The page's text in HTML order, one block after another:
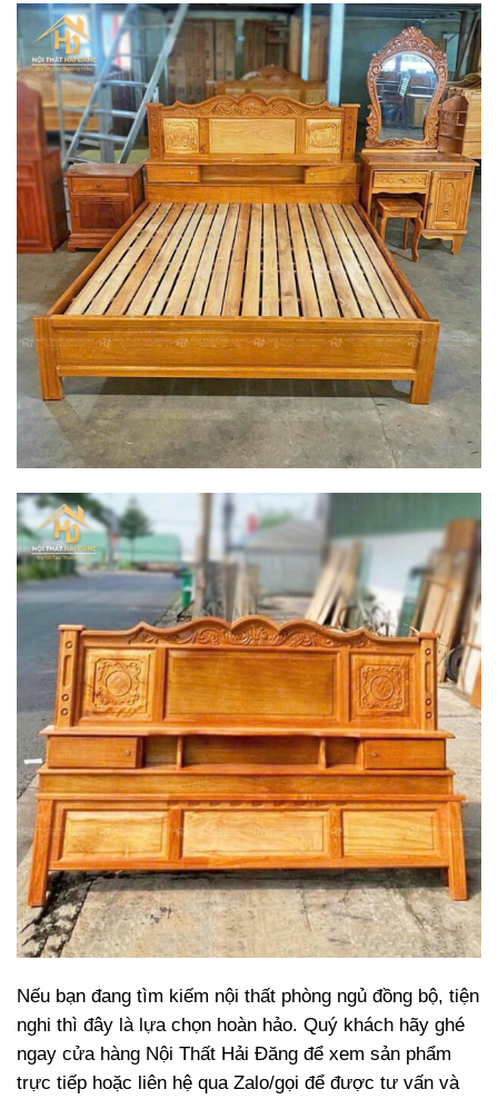
Nếu bạn đang tìm kiếm nội thất phòng ngủ đồng bộ, tiện
nghi thì đây là lựa chọn hoàn hảo. Quý khách hãy ghé
ngay cửa hàng Nội Thất Hải Đăng để xem sản phẩm
trực tiếp hoặc liên hệ qua Zalo/gọi để được tư vấn và